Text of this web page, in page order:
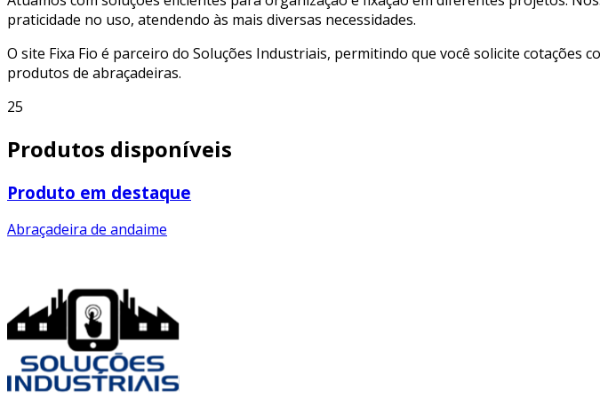
praticidade no uso, atendendo às mais diversas necessidades.
O site Fixa Fio é parceiro do Soluções Industriais, permitindo que você solicite cotações
produtos de abraçadeiras.
25
Produtos disponíveis
Produto em destaque
Abraçadeira de andaime